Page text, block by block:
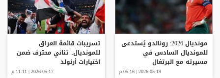
مونديال 2026: رونالدو يُستدعى
للمونديال السادس في
مسيرته مع البرتغال
2026-05-19 | 05:16 م
تسريبات قائمة العراق
للمونديال.. ثنائي محترف ضمن
اختيارات أرنولد
2026-05-17 | 11:11 م